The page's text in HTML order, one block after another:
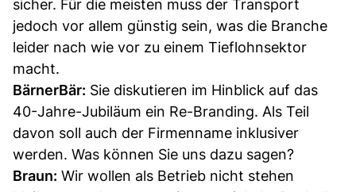
sicher. Für die meisten muss der Transport
jedoch vor allem günstig sein, was die Branche
leider nach wie vor zu einem Tieflohnsektor
macht.
BärnerBär: Sie diskutieren im Hinblick auf das
40-Jahre-Jubiläum ein Re-Branding. Als Teil
davon soll auch der Firmenname inklusiver
werden. Was können Sie uns dazu sagen?
Braun: Wir wollen als Betrieb nicht stehen